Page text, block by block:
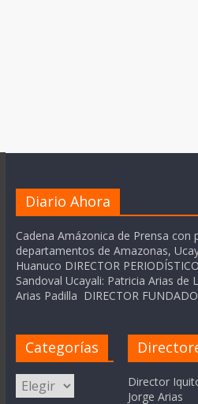
Diario Ahora
Cadena Amázonica de Prensa con
departamentos de Amazonas,
Huanuco DIRECTOR
Sandoval Ucayali: Patricia Arias de
Arias Padilla DIRECTOR
Categorías
Categorías
Director
Jorge Arias